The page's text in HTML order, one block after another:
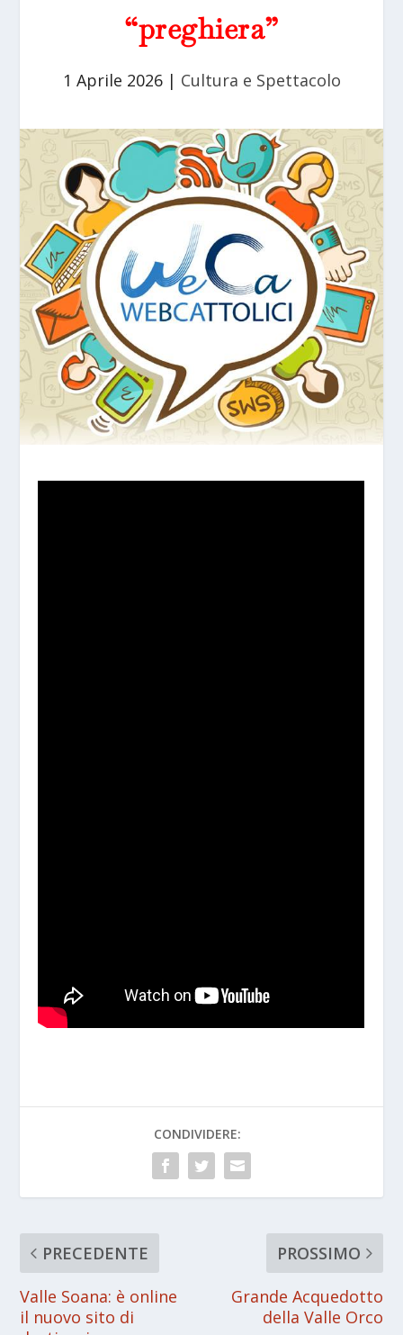
“preghiera”
1 Aprile 2026| Cultura e Spettacolo
CONDIVIDERE:
PRECEDENTE
Valle Soana: è online
il nuovo sito di
PROSSIMO
Grande Acquedotto
della Valle Orco